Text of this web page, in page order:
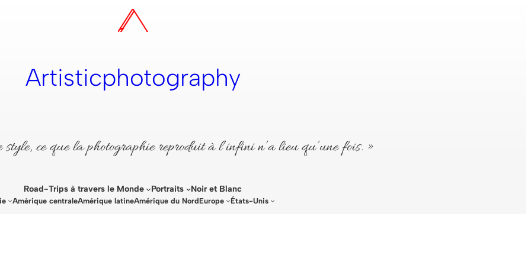
Artisticphotography
ce que la photographie reproduit à l’infini n’a lieu qu’une fois. »
Road-Trips à travers le Monde Portraits Noir et Blanc
Amérique centraleAmérique latineAmérique du NordEurope États-Unis